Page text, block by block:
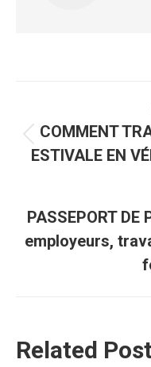
article
COMMENT
ESTIVALE EN
PASSEPORT DE
employeurs,
Related